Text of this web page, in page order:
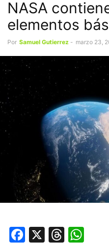
NASA
elementos
Por Samuel Gutierrez - marzo 23,
Facebook
X